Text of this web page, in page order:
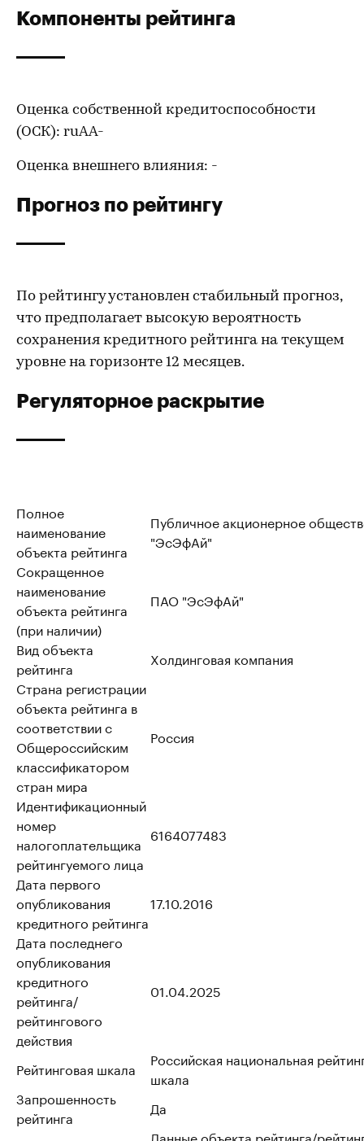
Компоненты рейтинга
Оценка собственной кредитоспособности
(ОСК): ruAA-
Оценка внешнего влияния: -
Прогноз по рейтингу
По рейтингу установлен стабильный прогноз,
что предполагает высокую вероятность
сохранения кредитного рейтинга на текущем
уровне на горизонте 12 месяцев.
Регуляторное раскрытие
Полное
наименование
объекта рейтинга
Публичное акционерное
"ЭсЭфАй"
Сокращенное
наименование
объекта рейтинга
(при наличии)
ПАО "ЭсЭфАй"
Вид объекта
рейтинга
Холдинговая компания
Страна регистрации
объекта рейтинга в
соответствии с
Общероссийским
классификатором
стран мира
Россия
Идентификационный
номер
налогоплательщика
рейтингуемого лица
6164077483
Дата первого
опубликования
кредитного рейтинга
17.10.2016
Дата последнего
опубликования
кредитного
рейтинга/
рейтингового
действия
01.04.2025
Рейтинговая шкала
Российская национальная
шкала
Запрошенность
рейтинга
Да
Данные объекта рейтинга/